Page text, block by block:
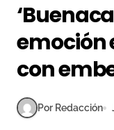
emoción
con
Por Redacción